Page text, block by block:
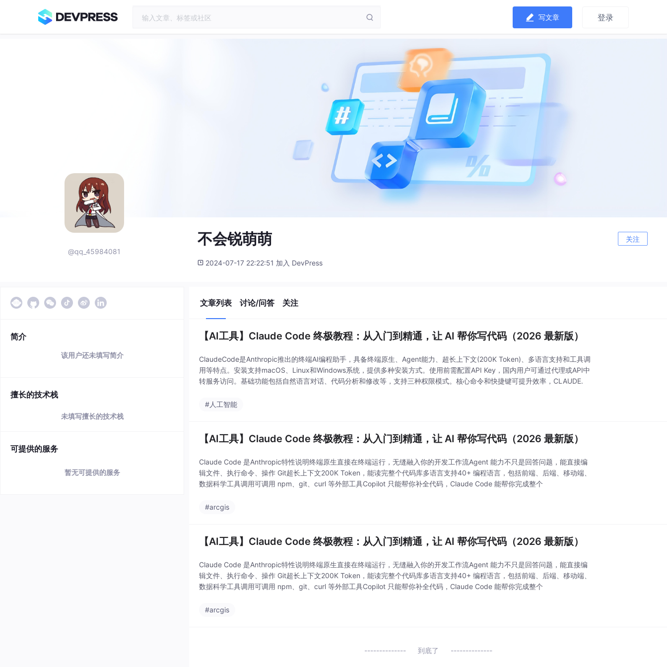
写文章 登录
@qq_45984081
不会锐萌萌 关注
2024-07-17 22:22:51 加入 DevPress
简介
该用户还未填写简介
擅长的技术栈
未填写擅长的技术栈
可提供的服务
暂无可提供的服务
文章列表 讨论/问答 关注
【AI工具】Claude Code 终极教程：从入门到精通，让 AI 帮你写代码（2026 最新版）
ClaudeCode是Anthropic推出的终端AI编程助手，具备终端原生、Agent能力、超长上下文(200K Token)、多语言支持和工具调
用等特点。安装支持macOS、Linux和Windows系统，提供多种安装方式。使用前需配置API Key，国内用户可通过代理或API中
转服务访问。基础功能包括自然语言对话、代码分析和修改等，支持三种权限模式。核心命令和快捷键可提升效率，CLAUDE.
#人工智能
【AI工具】Claude Code 终极教程：从入门到精通，让 AI 帮你写代码（2026 最新版）
Claude Code 是Anthropic特性说明终端原生直接在终端运行，无缝融入你的开发工作流Agent 能力不只是回答问题，能直接编
辑文件、执行命令、操作 Git超长上下文200K Token，能读完整个代码库多语言支持40+ 编程语言，包括前端、后端、移动端、
数据科学工具调用可调用 npm、git、curl 等外部工具Copilot 只能帮你补全代码，Claude Code 能帮你完成整个
#arcgis
【AI工具】Claude Code 终极教程：从入门到精通，让 AI 帮你写代码（2026 最新版）
Claude Code 是Anthropic特性说明终端原生直接在终端运行，无缝融入你的开发工作流Agent 能力不只是回答问题，能直接编
辑文件、执行命令、操作 Git超长上下文200K Token，能读完整个代码库多语言支持40+ 编程语言，包括前端、后端、移动端、
数据科学工具调用可调用 npm、git、curl 等外部工具Copilot 只能帮你补全代码，Claude Code 能帮你完成整个
#arcgis
到底了